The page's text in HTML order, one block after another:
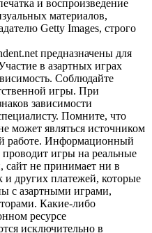
и воспроизведение
материалов,
Getty Images, строго
предназначены для
в азартных играх
Соблюдайте
игры. При
зависимости
Помните, что
может являться источником
работе. Информационный
проводит игры на реальные
сайт не принимает ни в
и других платежей, которые
с азартными играми,
Какие-либо
ресурсе
исключительно в